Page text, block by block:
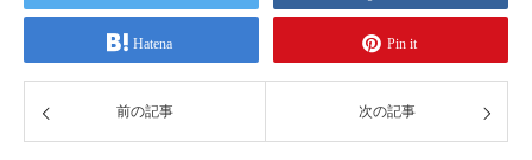
Hatena Pin it
前の記事 次の記事